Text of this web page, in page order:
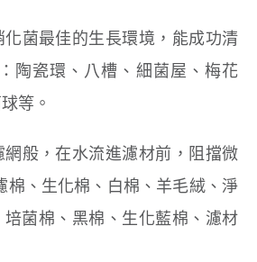
菌最佳的生長環境，能成功清
陶瓷環、八槽、細菌屋、梅花
等。
般，在水流進濾材前，阻擋微
棉、生化棉、白棉、羊毛絨、淨
菌棉、黑棉、生化藍棉、濾材